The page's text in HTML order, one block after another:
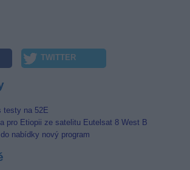
TWITTER
testy na 52E
pro Etiopii ze satelitu Eutelsat 8 West B
nabídky nový program